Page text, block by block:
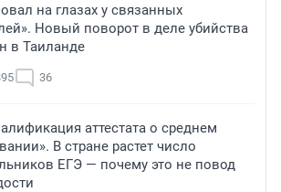
на глазах у связанных
Новый поворот в деле убийства
в Таиланде
36
аттестата о среднем
В стране растет число
ЕГЭ — почему это не повод